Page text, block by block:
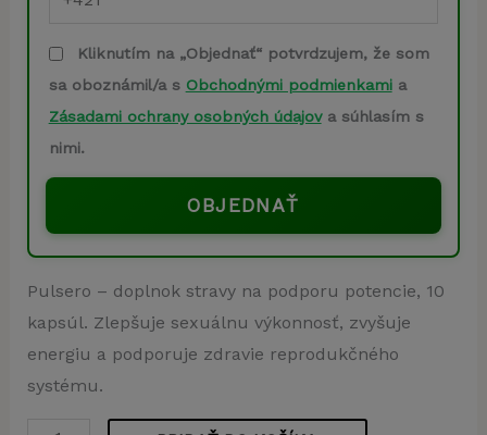
Kliknutím na „Objednať“ potvrdzujem, že som
sa oboznámil/a s Obchodnými podmienkamia
Zásadami ochrany osobných údajova súhlasím s
nimi.
OBJEDNAŤ
Pulsero – doplnok stravy na podporu potencie, 10
kapsúl. Zlepšuje sexuálnu výkonnosť, zvyšuje
energiu a podporuje zdravie reprodukčného
systému.